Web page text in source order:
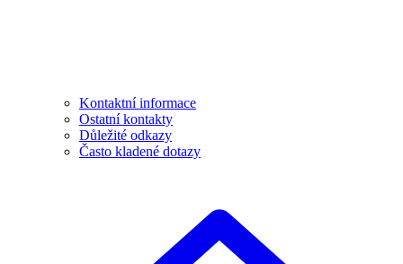
Kontaktní informace
Ostatní kontakty
Důležité odkazy
Často kladené dotazy